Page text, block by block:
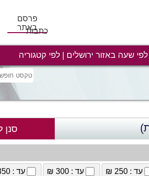
פרסם
באתרכתבות
שעה באזור ירושלים לפי קטגוריה
סנן
עד : 250 ₪ עד : 300 ₪ עד : 350 ₪